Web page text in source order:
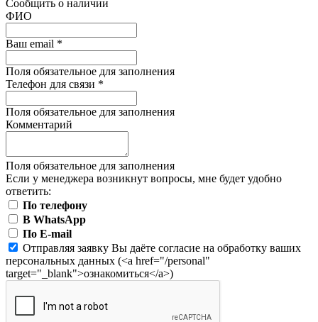
Сообщить о наличии
ФИО
Ваш email *
Поля обязательное для заполнения
Телефон для связи *
Поля обязательное для заполнения
Комментарий
Поля обязательное для заполнения
Если у менеджера возникнут вопросы, мне будет удобно
ответить:
По телефону
В WhatsApp
По E-mail
Отправляя заявку Вы даёте согласие на обработку ваших
персональных данных (<a href="/personal"
target="_blank">ознакомиться</a>)